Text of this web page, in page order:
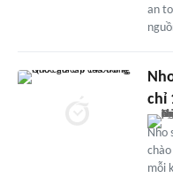
an
chỉ
Nho
mỗi